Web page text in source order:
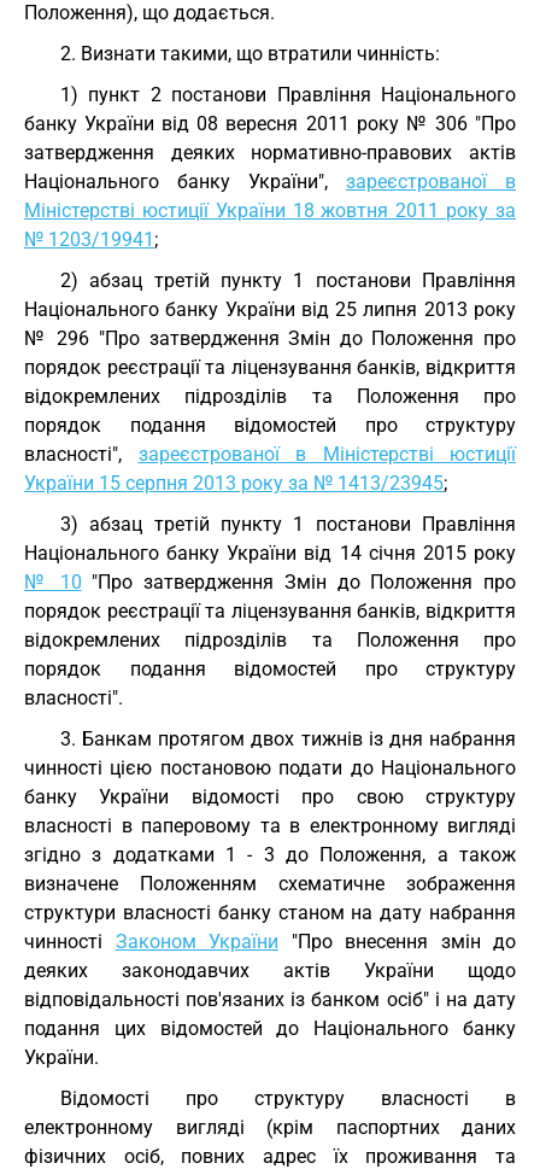
Положення), що додається.
2. Визнати такими, що втратили чинність:
1) пункт 2 постанови Правління Національного
банку України від 08 вересня 2011 року № 306 "Про
затвердження деяких нормативно-правових актів
Національного банку України", зареєстрованої в
Міністерстві юстиції України 18 жовтня 2011 року за
№ 1203/19941 ;
2) абзац третій пункту 1 постанови Правління
Національного банку України від 25 липня 2013 року
№ 296 "Про затвердження Змін до Положення про
порядок реєстрації та ліцензування банків, відкриття
відокремлених підрозділів та Положення про
порядок подання відомостей про структуру
власності", зареєстрованої в Міністерстві юстиції
України 15 серпня 2013 року за № 1413/23945;
3) абзац третій пункту 1 постанови Правління
Національного банку України від 14 січня 2015 року
№ 10 "Про затвердження Змін до Положення про
порядок реєстрації та ліцензування банків, відкриття
відокремлених підрозділів та Положення про
порядок подання відомостей про структуру
власності".
3. Банкам протягом двох тижнів із дня набрання
чинності цією постановою подати до Національного
банку України відомості про свою структуру
власності в паперовому та в електронному вигляді
згідно з додатками 1 - 3 до Положення, а також
визначене Положенням схематичне зображення
структури власності банку станом на дату набрання
чинності Законом України "Про внесення змін до
деяких законодавчих актів України щодо
відповідальності пов'язаних із банком осіб" і на дату
подання цих відомостей до Національного банку
України.
Відомості про структуру власності в
електронному вигляді (крім паспортних даних
фізичних осіб, повних адрес їх проживання та